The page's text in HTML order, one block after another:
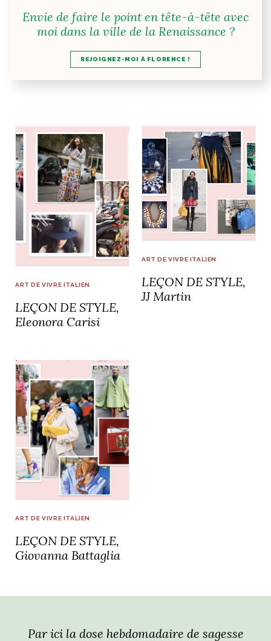
Envie de faire le point en tête-à-tête avec
moi dans la ville de la Renaissance ?
REJOIGNEZ-MOI À FLORENCE !
ART DE VIVRE ITALIEN
LEÇON DE STYLE,
Eleonora Carisi
ART DE VIVRE ITALIEN
LEÇON DE STYLE,
JJ Martin
ART DE VIVRE ITALIEN
LEÇON DE STYLE,
Giovanna Battaglia
Par ici la dose hebdomadaire de sagesse